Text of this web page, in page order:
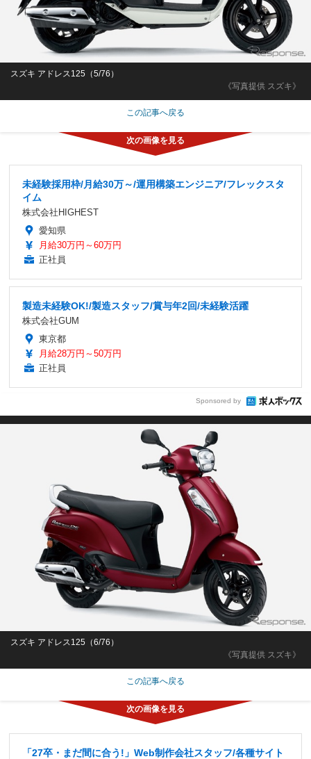
《写真提供 スズキ》
スズキ アドレス125（5/76）
この記事へ戻る
未経験採用枠/月給30万～/運用構築エンジニア/フレックスタ
イム
株式会社HIGHEST
愛知県
月給30万円～60万円
正社員
製造未経験OK!/製造スタッフ/賞与年2回/未経験活躍
株式会社GUM
東京都
月給28万円～50万円
正社員
Sponsored by
《写真提供 スズキ》
スズキ アドレス125（6/76）
この記事へ戻る
「27卒・まだ間に合う!」Web制作会社スタッフ/各種サイト